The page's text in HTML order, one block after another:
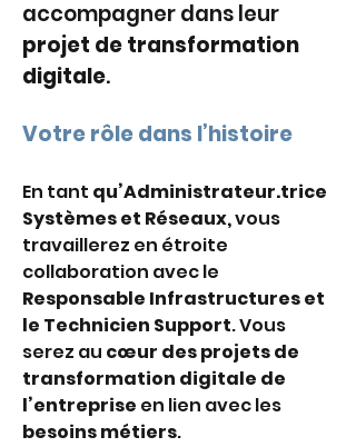
projet de transformation
digitale.
Votre rôle dans l’histoire
En tant qu’Administrateur.trice
Systèmes et Réseaux, vous
travaillerez en étroite
Responsable Infrastructures et
le Technicien Support. Vous
serez au cœur des projets de
transformation digitale de
l’entreprise
besoins métiers.